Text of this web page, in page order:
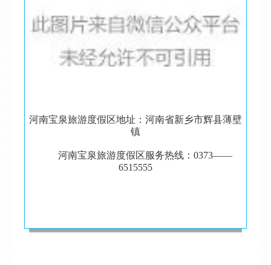
河南宝泉旅游度假区地址：河南省新乡市辉县薄壁
镇
河南宝泉旅游度假区服务热线：0373——
6515555